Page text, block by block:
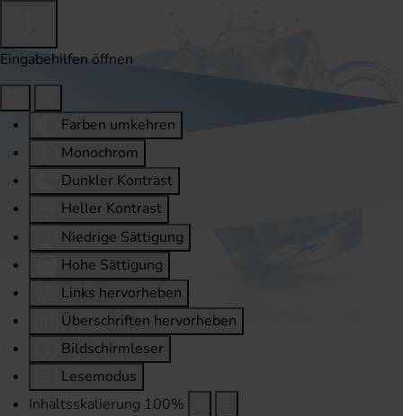
Eingabehilfen öffnen
Farben umkehren
Monochrom
Dunkler Kontrast
Heller Kontrast
Niedrige Sättigung
Hohe Sättigung
Links hervorheben
Überschriften hervorheben
Bildschirmleser
Lesemodus
Inhaltsskalierung 100%